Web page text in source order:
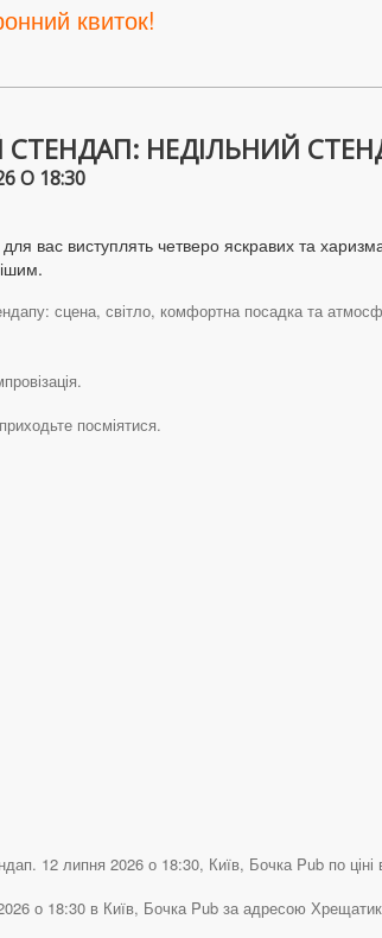
квиток!
НЕДІЛЬНИЙ
О 18:30
вас виступлять четверо яскравих та
сцена, світло, комфортна посадка та
посміятися.
12 липня 2026 о 18:30, Київ, Бочка Pub по ціні
о 18:30 в Київ, Бочка Pub за адресою